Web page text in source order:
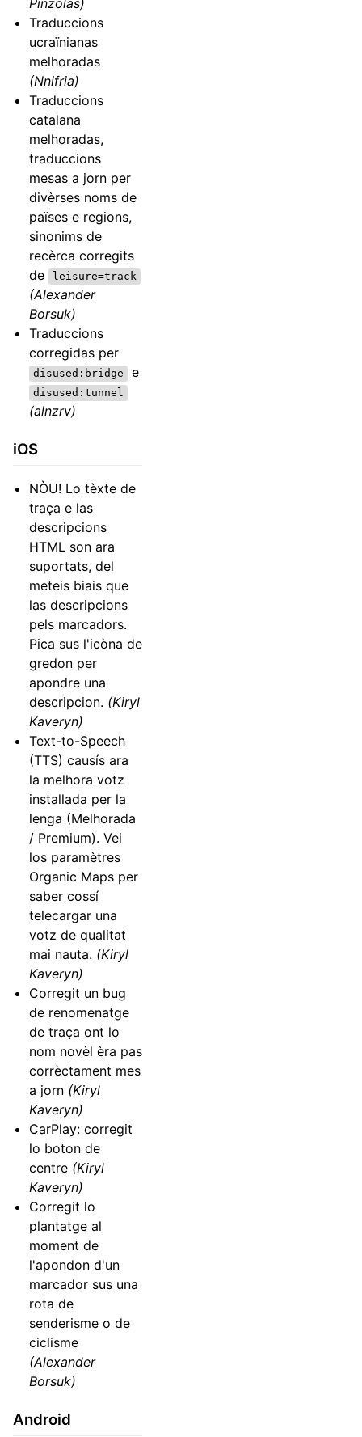
Pinzolas)
Traduccions
ucraïnianas
melhoradas
(Nnifria)
Traduccions
catalana
melhoradas,
traduccions
mesas a jorn per
divèrses noms de
païses e regions,
sinonims de
recèrca corregits
de
leisure=track
(Alexander
Borsuk)
Traduccions
corregidas per
disused:bridge e
disused:tunnel
(alnzrv)
iOS
NÒU! Lo tèxte de
traça e las
descripcions
HTML son ara
suportats, del
meteis biais que
las descripcions
pels marcadors.
Pica sus l'icòna de
gredon per
apondre una
descripcion. (Kiryl
Kaveryn)
Text-to-Speech
(TTS) causís ara
la melhora votz
installada per la
lenga (Melhorada
/ Premium). Vei
los paramètres
Organic Maps per
saber cossí
telecargar una
votz de qualitat
mai nauta. (Kiryl
Kaveryn)
Corregit un bug
de renomenatge
de traça ont lo
nom novèl èra pas
corrèctament mes
a jorn (Kiryl
Kaveryn)
CarPlay: corregit
lo boton de
centre (Kiryl
Kaveryn)
Corregit lo
plantatge al
moment de
l'apondon d'un
marcador sus una
rota de
senderisme o de
ciclisme
(Alexander
Borsuk)
Android